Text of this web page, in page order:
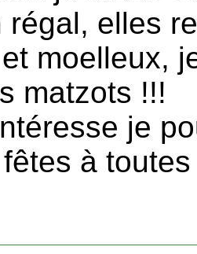
régal, elles
moelleux,
matzots !!!
je
à toutes